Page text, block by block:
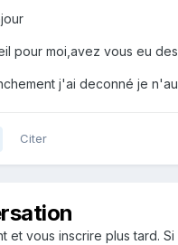
pour moi,avez vous eu
j'ai deconné je
Citer
et vous inscrire plus tard.